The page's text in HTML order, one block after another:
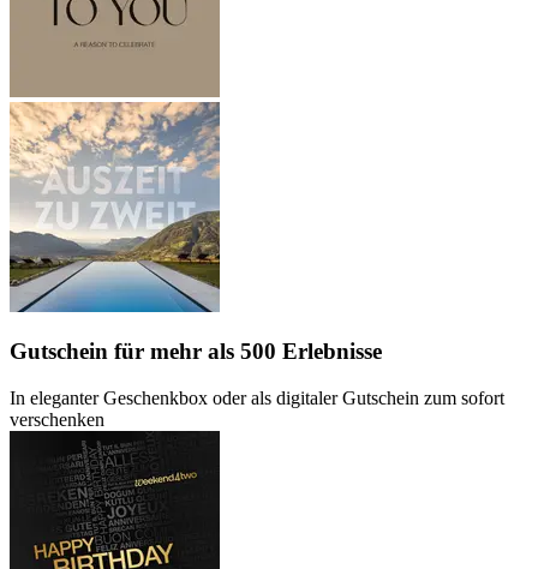
Gutschein für mehr als 500 Erlebnisse
In eleganter Geschenkbox oder als digitaler Gutschein zum sofort
verschenken